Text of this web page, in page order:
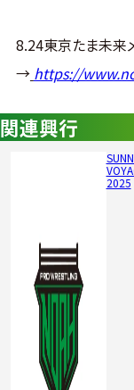
8.24東京たま未来
→ https://
関連興行
2025